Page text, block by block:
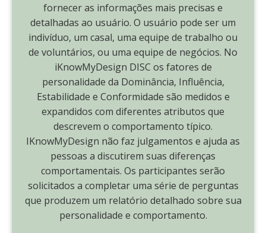
fornecer as informações mais precisas e
detalhadas ao usuário. O usuário pode ser um
indivíduo, um casal, uma equipe de trabalho ou
de voluntários, ou uma equipe de negócios. No
iKnowMyDesign DISC os fatores de
personalidade da Dominância, Influência,
Estabilidade e Conformidade são medidos e
expandidos com diferentes atributos que
descrevem o comportamento típico.
IKnowMyDesign não faz julgamentos e ajuda as
pessoas a discutirem suas diferenças
comportamentais. Os participantes serão
solicitados a completar uma série de perguntas
que produzem um relatório detalhado sobre sua
personalidade e comportamento.